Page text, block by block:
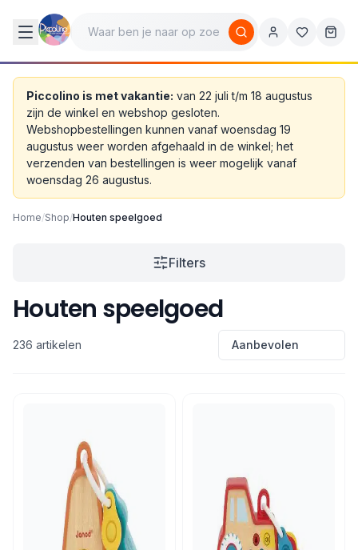
Piccolino is met vakantie: van 22 juli t/m 18 augustus
zijn de winkel en webshop gesloten.
Webshopbestellingen kunnen vanaf woensdag 19
augustus weer worden afgehaald in de winkel; het
verzenden van bestellingen is weer mogelijk vanaf
woensdag 26 augustus.
Home/Shop/Houten speelgoed
Filters
Houten speelgoed
236 artikelen